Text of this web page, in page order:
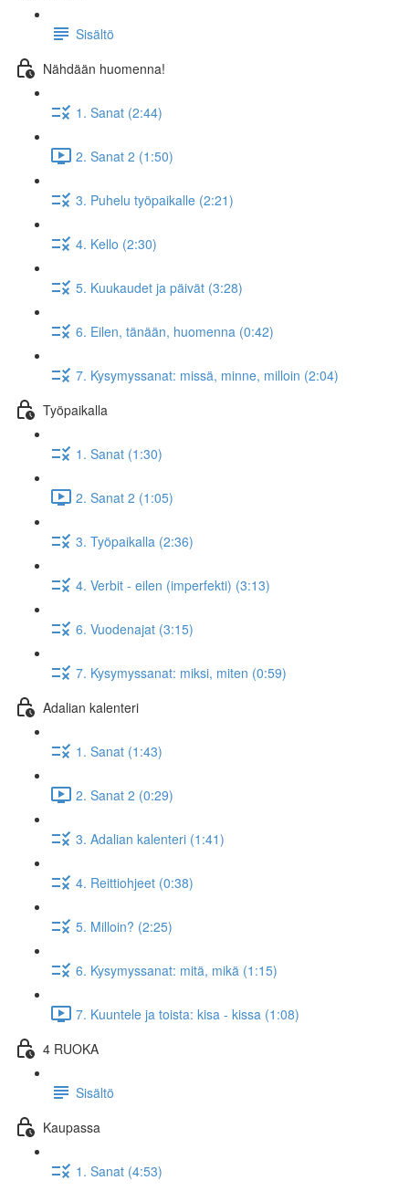
Sisältö
Nähdään huomenna!
1. Sanat (2:44)
2. Sanat 2 (1:50)
3. Puhelu työpaikalle (2:21)
4. Kello (2:30)
5. Kuukaudet ja päivät (3:28)
6. Eilen, tänään, huomenna (0:42)
7. Kysymyssanat: missä, minne, milloin (2:04)
Työpaikalla
1. Sanat (1:30)
2. Sanat 2 (1:05)
3. Työpaikalla (2:36)
4. Verbit - eilen (imperfekti) (3:13)
6. Vuodenajat (3:15)
7. Kysymyssanat: miksi, miten (0:59)
Adalian kalenteri
1. Sanat (1:43)
2. Sanat 2 (0:29)
3. Adalian kalenteri (1:41)
4. Reittiohjeet (0:38)
5. Milloin? (2:25)
6. Kysymyssanat: mitä, mikä (1:15)
7. Kuuntele ja toista: kisa - kissa (1:08)
4 RUOKA
Sisältö
Kaupassa
1. Sanat (4:53)